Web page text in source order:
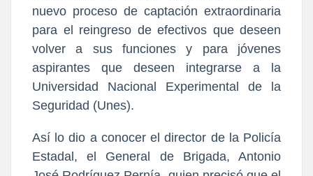
nuevo proceso de captación extraordinaria
para el reingreso de efectivos que deseen
volver a sus funciones y para jóvenes
aspirantes que deseen integrarse a la
Universidad Nacional Experimental de la
Seguridad (Unes).
Así lo dio a conocer el director de la Policía
Estadal, el General de Brigada, Antonio